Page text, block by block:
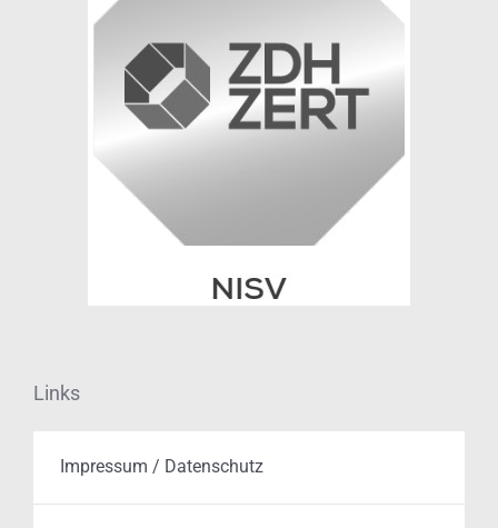
Links
Impressum / Datenschutz